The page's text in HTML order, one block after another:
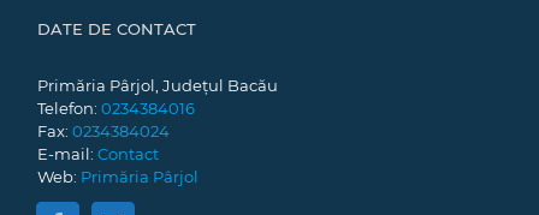
DATE DE CONTACT
Primăria Pârjol, Județul Bacău
Telefon: 0234384016
Fax: 0234384024
E-mail: Contact
Web: Primăria Pârjol